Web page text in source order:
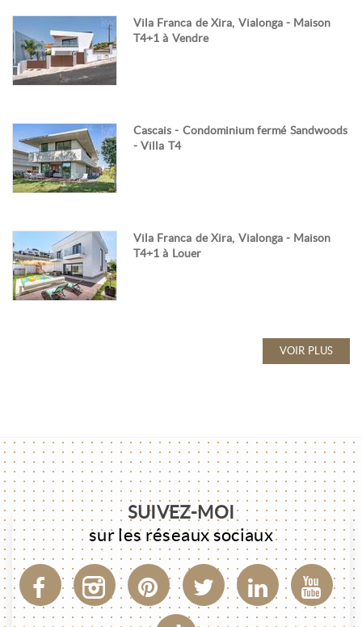
Vila Franca de Xira, Vialonga - Maison
T4+1 à Vendre
Cascais - Condominium fermé Sandwoods
- Villa T4
Vila Franca de Xira, Vialonga - Maison
T4+1 à Louer
VOIR PLUS
SUIVEZ-MOI
sur les réseaux sociaux